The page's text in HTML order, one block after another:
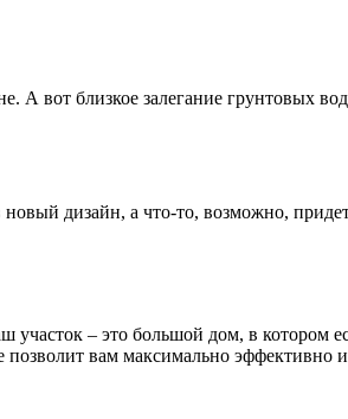
А вот близкое залегание грунтовых
дизайн, а что-то, возможно,
участок – это большой дом, в котором
вам максимально эффективно